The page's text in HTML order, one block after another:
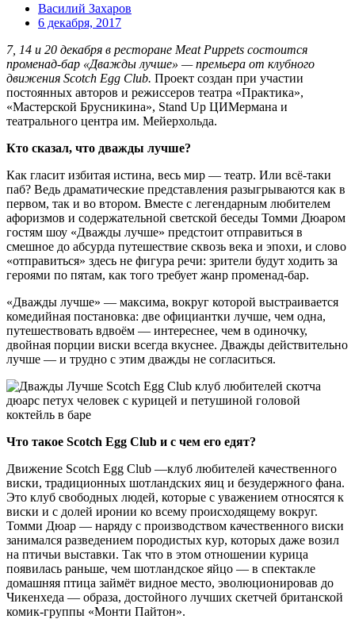
Василий Захаров
6 декабря, 2017
7, 14 и 20 декабря в ресторане MeatPuppets состоится
променад-бар «Дважды лучше» — премьера от клубного
движения Scotch Egg Club. Проект создан при участии
постоянных авторов и режиссеров театра «Практика»,
«Мастерской Брусникина», Stand Up ЦИМермана и
театрального центра им. Мейерхольда.
Кто сказал, что дважды лучше?
Как гласит избитая истина, весь мир — театр. Или всё-таки
паб? Ведь драматические представления разыгрываются как в
первом, так и во втором. Вместе с легендарным любителем
афоризмов и содержательной светской беседы Томми Дюаром
гостям шоу «Дважды лучше» предстоит отправиться в
смешное до абсурда путешествие сквозь века и эпохи, и слово
«отправиться» здесь не фигура речи: зрители будут ходить за
героями по пятам, как того требует жанр променад-бар.
«Дважды лучше» — максима, вокруг которой выстраивается
комедийная постановка: две официантки лучше, чем одна,
путешествовать вдвоём — интереснее, чем в одиночку,
двойная порции виски всегда вкуснее. Дважды действительно
лучше — и трудно с этим дважды не согласиться.
Что такое Scotch Egg Club и с чем его едят?
Движение Scotch Egg Club —клуб любителей качественного
виски, традиционных шотландских яиц и безудержного фана.
Это клуб свободных людей, которые с уважением относятся к
виски и с долей иронии ко всему происходящему вокруг.
Томми Дюар — наряду с производством качественного виски
занимался разведением породистых кур, которых даже возил
на птичьи выставки. Так что в этом отношении курица
появилась раньше, чем шотландское яйцо — в спектакле
домашняя птица займёт видное место, эволюционировав до
Чикенхеда — образа, достойного лучших скетчей британской
комик-группы «Монти Пайтон».